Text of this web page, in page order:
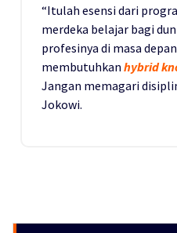
“Itulah esensi dari
merdeka belajar bagi
profesinya di masa
membutuhkan hybrid
Jangan memagari
Jokowi.